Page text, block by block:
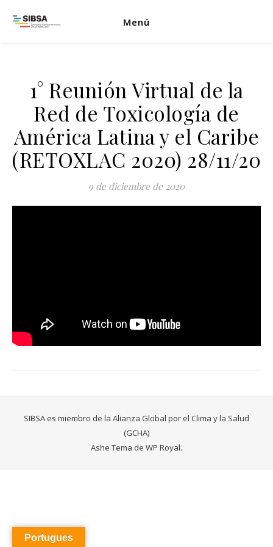
Menú
1° Reunión Virtual de la
Red de Toxicología de
América Latina y el Caribe
(RETOXLAC 2020) 28/11/20
9 de diciembre de 2020
SIBSA es miembro de la Alianza Global por el Clima y la Salud
(GCHA)
Ashe Tema de WP Royal.
Portugues